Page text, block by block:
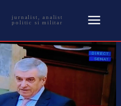
jurnalist, analist
politic si militar